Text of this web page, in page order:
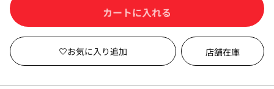
カートに入れる
店舗在庫